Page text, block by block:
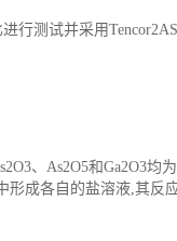
行测试并采用
、As2O5和Ga2O3均
形成各自的盐溶液,其反